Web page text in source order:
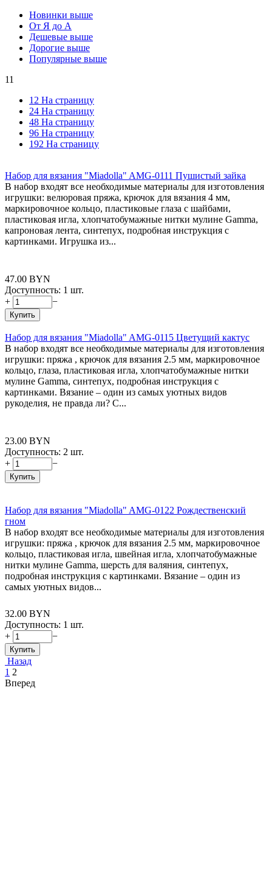
Новинки выше
От Я до А
Дешевые выше
Дорогие выше
Популярные выше
11
12 На страницу
24 На страницу
48 На страницу
96 На страницу
192 На страницу
Набор для вязания "Miadolla" AMG-0111 Пушистый зайка
В набор входят все необходимые материалы для изготовления
игрушки: велюровая пряжа, крючок для вязания 4 мм,
маркировочное кольцо, пластиковые глаза с шайбами,
пластиковая игла, хлопчатобумажные нитки мулине Gamma,
капроновая лента, синтепух, подробная инструкция с
картинками. Игрушка из...
47.00 BYN
Доступность: 1 шт.
+
−
Купить
Набор для вязания "Miadolla" AMG-0115 Цветущий кактус
В набор входят все необходимые материалы для изготовления
игрушки: пряжа , крючок для вязания 2.5 мм, маркировочное
кольцо, глаза, пластиковая игла, хлопчатобумажные нитки
мулине Gamma, синтепух, подробная инструкция с
картинками. Вязание – один из самых уютных видов
рукоделия, не правда ли? С...
23.00 BYN
Доступность: 2 шт.
+
−
Купить
Набор для вязания "Miadolla" AMG-0122 Рождественский
гном
В набор входят все необходимые материалы для изготовления
игрушки: пряжа , крючок для вязания 2.5 мм, маркировочное
кольцо, пластиковая игла, швейная игла, хлопчатобумажные
нитки мулине Gamma, шерсть для валяния, синтепух,
подробная инструкция с картинками. Вязание – один из
самых уютных видов...
32.00 BYN
Доступность: 1 шт.
+
−
Купить
Назад
1 2
Вперед